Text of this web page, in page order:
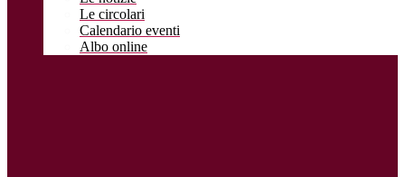
Le circolari
Calendario eventi
Albo online